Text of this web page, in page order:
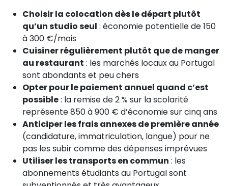
Choisir la colocation dès le départ plutôt
qu’un studio seul : économie potentielle de 150
à 300 €/mois
Cuisiner régulièrement plutôt que de manger
au restaurant : les marchés locaux au Portugal
sont abondants et peu chers
Opter pour le paiement annuel quand c’est
possible: la remise de 2 % sur la scolarité
représente 850 à 900 € d’économie sur cinq ans
Anticiper les frais annexes de première année
(candidature, immatriculation, langue) pour ne
pas les subir comme des dépenses imprévues
Utiliser les transports en commun : les
abonnements étudiants au Portugal sont